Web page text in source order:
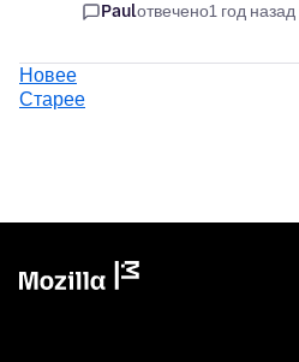
Paulотвечено1 год назад
Новее
Старее